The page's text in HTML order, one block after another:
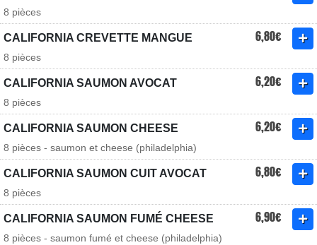
8 pièces
CALIFORNIA CREVETTE MANGUE 6,80€
8 pièces
CALIFORNIA SAUMON AVOCAT 6,20€
8 pièces
CALIFORNIA SAUMON CHEESE 6,20€
8 pièces - saumon et cheese (philadelphia)
CALIFORNIA SAUMON CUIT AVOCAT 6,80€
8 pièces
CALIFORNIA SAUMON FUMÉ CHEESE 6,90€
8 pièces - saumon fumé et cheese (philadelphia)